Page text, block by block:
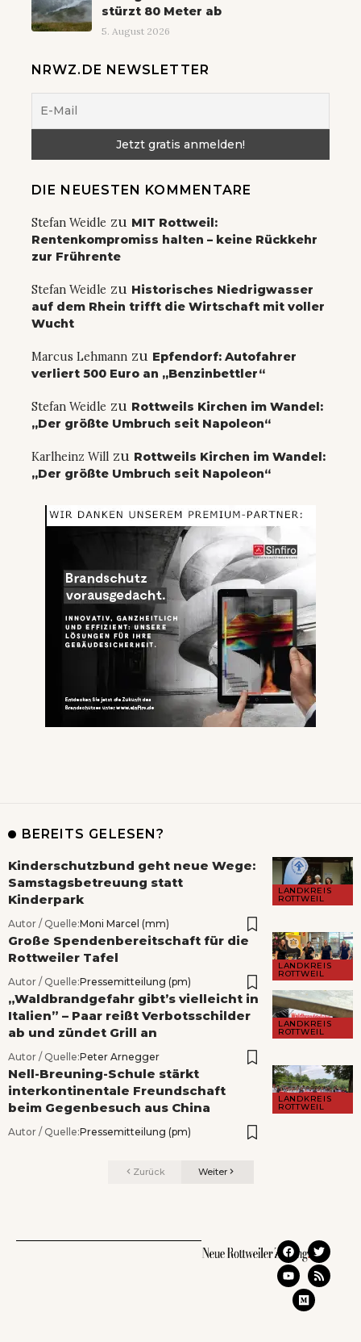
stürzt 80 Meter ab
5. August 2026
NRWZ.DE NEWSLETTER
DIE NEUESTEN KOMMENTARE
Stefan Weidle zu MIT Rottweil:
Rentenkompromiss halten – keine Rückkehr
zur Frührente
Stefan Weidle zu Historisches Niedrigwasser
auf dem Rhein trifft die Wirtschaft mit voller
Wucht
Marcus Lehmann zu Epfendorf: Autofahrer
verliert 500 Euro an „Benzinbettler“
Stefan Weidle zu Rottweils Kirchen im Wandel:
„Der größte Umbruch seit Napoleon“
Karlheinz Will zu Rottweils Kirchen im Wandel:
„Der größte Umbruch seit Napoleon“
BEREITS GELESEN?
LANDKREIS
ROTTWEIL
Kinderschutzbund geht neue Wege:
Samstagsbetreuung statt
Kinderpark
Autor / Quelle:Moni Marcel (mm)
LANDKREIS
ROTTWEIL
Große Spendenbereitschaft für die
Rottweiler Tafel
Autor / Quelle:Pressemitteilung (pm)
LANDKREIS
ROTTWEIL
„Waldbrandgefahr gibt’s vielleicht in
Italien” – Paar reißt Verbotsschilder
ab und zündet Grill an
Autor / Quelle:Peter Arnegger
LANDKREIS
ROTTWEIL
Nell-Breuning-Schule stärkt
interkontinentale Freundschaft
beim Gegenbesuch aus China
Autor / Quelle:Pressemitteilung (pm)
Zurück Weiter